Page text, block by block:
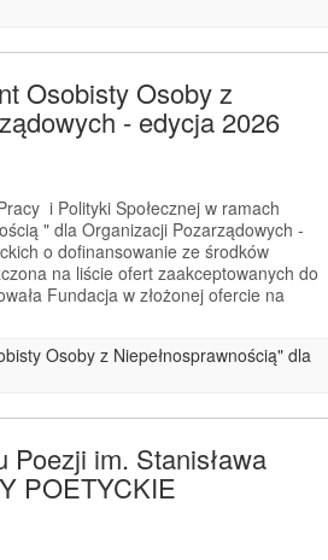
Osobisty Osoby z
- edycja 2026
i Polityki Społecznej w ramach
" dla Organizacji Pozarządowych -
o dofinansowanie ze środków
na liście ofert zaakceptowanych do
Fundacja w złożonej ofercie na
Osoby z Niepełnosprawnością" dla
im. Stanisława
POETYCKIE